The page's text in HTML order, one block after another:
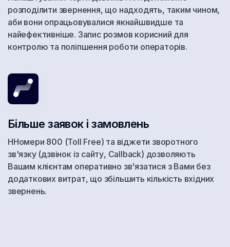
Гватемала
Гвинея
Германия
Гонконг
Гренада
Греция
Грузия
Дания
розподілити звернення, що надходять, таким чином,
аби вони опрацьовувалися якнайшвидше та
найефективніше. Запис розмов корисний для
контролю та поліпшення роботи операторів.
Більше заявок і замовлень
ННомери 800 (Toll Free) та віджети зворотного
зв'язку (дзвінок із сайту, Callback) дозволяють
Вашим клієнтам оперативно зв'язатися з Вами без
додаткових витрат, що збільшить кількість вхідних
звернень.